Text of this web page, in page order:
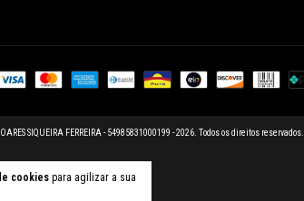
cookies para agilizar a sua
SIQUEIRA FERREIRA - 54985831000199 - 2026. Todos os direitos reservados.